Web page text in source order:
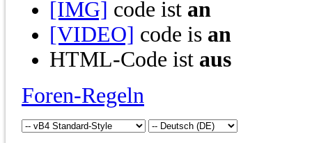
[IMG] code ist an
[VIDEO] code is an
HTML-Code ist aus
Foren-Regeln